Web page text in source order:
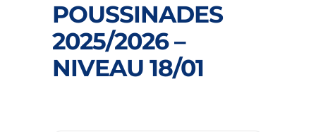
POUSSINADES
2025/2026 –
NIVEAU 18/01